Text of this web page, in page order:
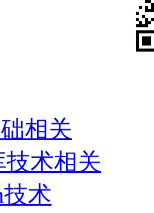
相关
术相关
技术